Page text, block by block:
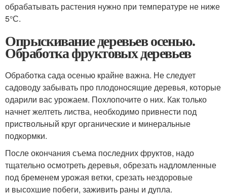
обрабатывать растения нужно при температуре не ниже
5°С.
Опрыскивание деревьев осенью.
Обработка фруктовых деревьев
Обработка сада осенью крайне важна. Не следует
садоводу забывать про плодоносящие деревья, которые
одарили вас урожаем. Похлопочите о них. Как только
начнет желтеть листва, необходимо привнести под
приствольный круг органические и минеральные
подкормки.
После окончания съема последних фруктов, надо
тщательно осмотреть деревья, обрезать надломленные
под бременем урожая ветки, срезать нездоровые
и высохшие побеги, заживить раны и дупла.